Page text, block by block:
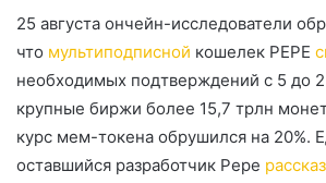
25 августа ончейн-исследователи
что мультиподписной кошелек PEPE
необходимых подтверждений с 5 до
крупные биржи более 15,7 трлн
курс мем-токена обрушился на 20%.
оставшийся разработчик Pepe